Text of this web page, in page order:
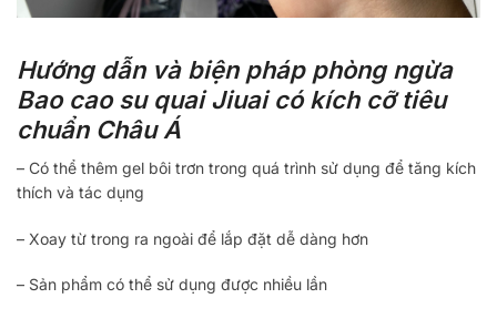
Hướng dẫn và biện pháp phòng ngừa
Bao cao su quai Jiuai có kích cỡ tiêu
chuẩn Châu Á
– Có thể thêm gel bôi trơn trong quá trình sử dụng để tăng kích
thích và tác dụng
– Xoay từ trong ra ngoài để lắp đặt dễ dàng hơn
– Sản phẩm có thể sử dụng được nhiều lần